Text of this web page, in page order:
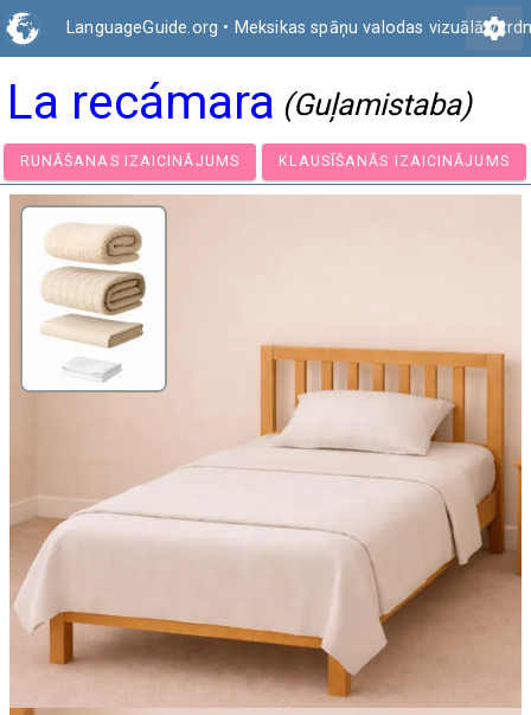
LanguageGuide.org • Meksikas spāņu valodas vizuālāsettings
La recámara (Guļamistaba)
RUNĀŠANAS IZAICINĀJUMS KLAUSĪŠANĀS